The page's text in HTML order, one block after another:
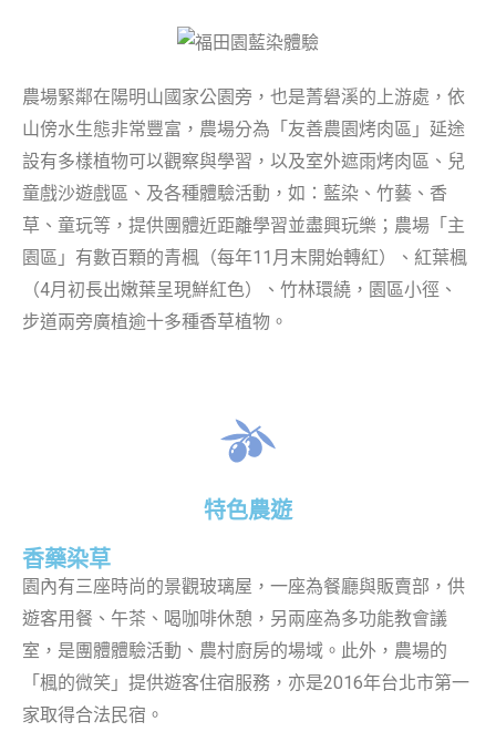
農場緊鄰在陽明山國家公園旁，也是菁礐溪的上游處，依
山傍水生態非常豐富，農場分為「友善農園烤肉區」延途
設有多樣植物可以觀察與學習，以及室外遮雨烤肉區、兒
童戲沙遊戲區、及各種體驗活動，如：藍染、竹藝、香
草、童玩等，提供團體近距離學習並盡興玩樂；農場「主
園區」有數百顆的青楓（每年11月末開始轉紅）、紅葉楓
（4月初長出嫩葉呈現鮮紅色）、竹林環繞，園區小徑、
步道兩旁廣植逾十多種香草植物。
特色農遊
香藥染草
園內有三座時尚的景觀玻璃屋，一座為餐廳與販賣部，供
遊客用餐、午茶、喝咖啡休憩，另兩座為多功能教會議
室，是團體體驗活動、農村廚房的場域。此外，農場的
「楓的微笑」提供遊客住宿服務，亦是2016年台北市第一
家取得合法民宿。